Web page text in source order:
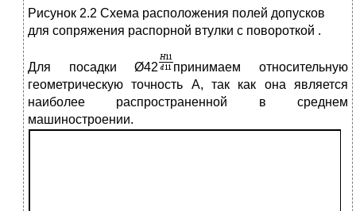
Рисунок 2.2 Схема расположения полей допусков
для сопряжения распорной втулки с повороткой .
Для посадки Ø42
принимаем относительную
геометрическую точность А, так как она является
наиболее распространенной в среднем
машиностроении.